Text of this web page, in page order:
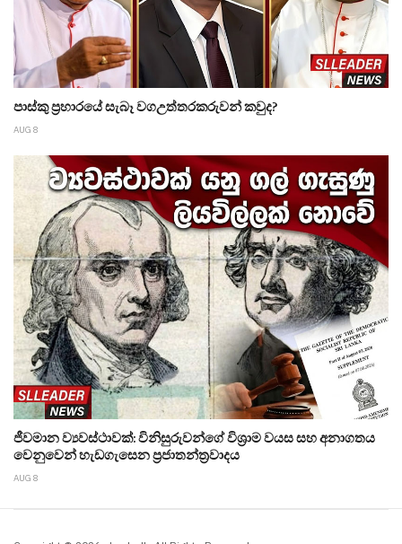
පාස්කු ප්‍රහාරයේ සැබෑ වගඋත්තරකරුවන් කවුද?
AUG 8
ජීවමාන ව්‍යවස්ථාවක්: විනිසුරුවන්ගේ විශ්‍රාම වයස සහ අනාගතය
වෙනුවෙන් හැඩගැසෙන ප්‍රජාතන්ත්‍රවාදය
AUG 8